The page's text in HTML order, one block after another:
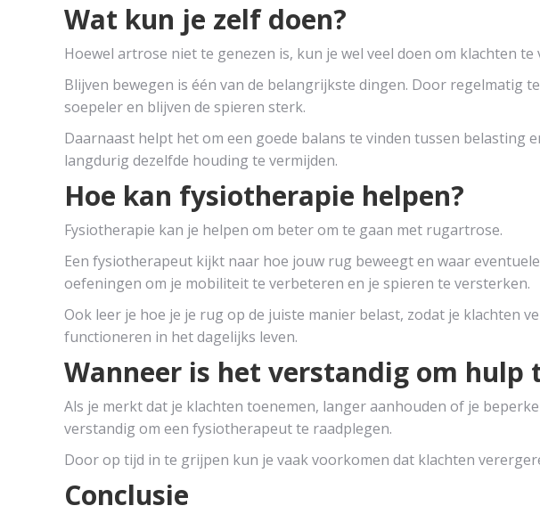
Wat kun je zelf doen?
Hoewel artrose niet te genezen is, kun je wel veel doen om klachten te
Blijven bewegen is één van de belangrijkste dingen. Door regelmatig
soepeler en blijven de spieren sterk.
Daarnaast helpt het om een goede balans te vinden tussen belasting
langdurig dezelfde houding te vermijden.
Hoe kan fysiotherapie helpen?
Fysiotherapie kan je helpen om beter om te gaan met rugartrose.
Een fysiotherapeut kijkt naar hoe jouw rug beweegt en waar
oefeningen om je mobiliteit te verbeteren en je spieren te versterken.
Ook leer je hoe je je rug op de juiste manier belast, zodat je klachten
functioneren in het dagelijks leven.
Wanneer is het verstandig om hulp
Als je merkt dat je klachten toenemen, langer aanhouden of je
verstandig om een fysiotherapeut te raadplegen.
Door op tijd in te grijpen kun je vaak voorkomen dat klachten
Conclusie